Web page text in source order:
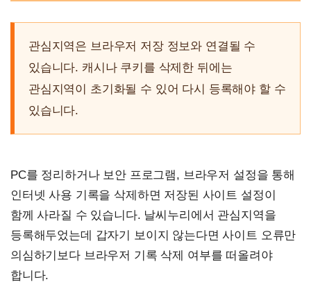
관심지역은 브라우저 저장 정보와 연결될 수
있습니다. 캐시나 쿠키를 삭제한 뒤에는
관심지역이 초기화될 수 있어 다시 등록해야 할 수
있습니다.
PC를 정리하거나 보안 프로그램, 브라우저 설정을 통해
인터넷 사용 기록을 삭제하면 저장된 사이트 설정이
함께 사라질 수 있습니다. 날씨누리에서 관심지역을
등록해두었는데 갑자기 보이지 않는다면 사이트 오류만
의심하기보다 브라우저 기록 삭제 여부를 떠올려야
합니다.